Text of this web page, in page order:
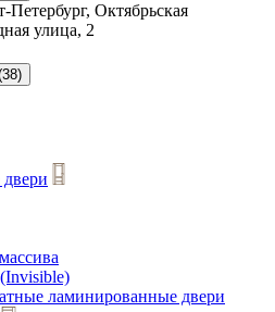
Петербург, Октябрьская
улица, 2
ламинированные двери